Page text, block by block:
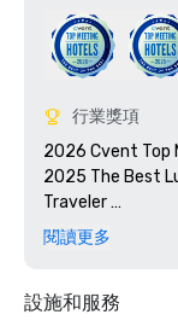
行業獎項
2026 Cvent Top
2025 The Best
Traveler
2023 Cvent Top
2023 Travel +
閱讀更多
設施和服務